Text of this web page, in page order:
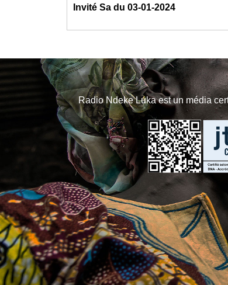
Invité Sa du 03-01-2024
Radio Ndeke Luka est un média